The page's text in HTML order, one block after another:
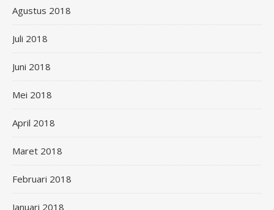
Agustus 2018
Juli 2018
Juni 2018
Mei 2018
April 2018
Maret 2018
Februari 2018
Januari 2018